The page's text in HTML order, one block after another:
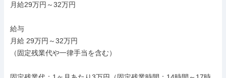
月給29万円～32万円
給与
月給 29万円～32万円
（固定残業代や一律手当を含む）